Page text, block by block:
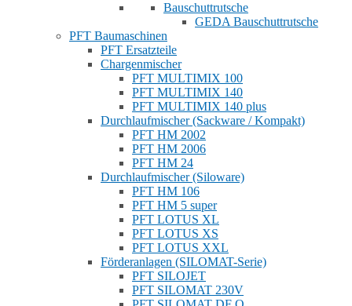
Bauschuttrutsche
GEDA Bauschuttrutsche
PFT Baumaschinen
PFT Ersatzteile
Chargenmischer
PFT MULTIMIX 100
PFT MULTIMIX 140
PFT MULTIMIX 140 plus
Durchlaufmischer (Sackware / Kompakt)
PFT HM 2002
PFT HM 2006
PFT HM 24
Durchlaufmischer (Siloware)
PFT HM 106
PFT HM 5 super
PFT LOTUS XL
PFT LOTUS XS
PFT LOTUS XXL
Förderanlagen (SILOMAT-Serie)
PFT SILOJET
PFT SILOMAT 230V